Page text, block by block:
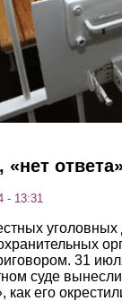
«нет
- 13:31
31
суде
как его